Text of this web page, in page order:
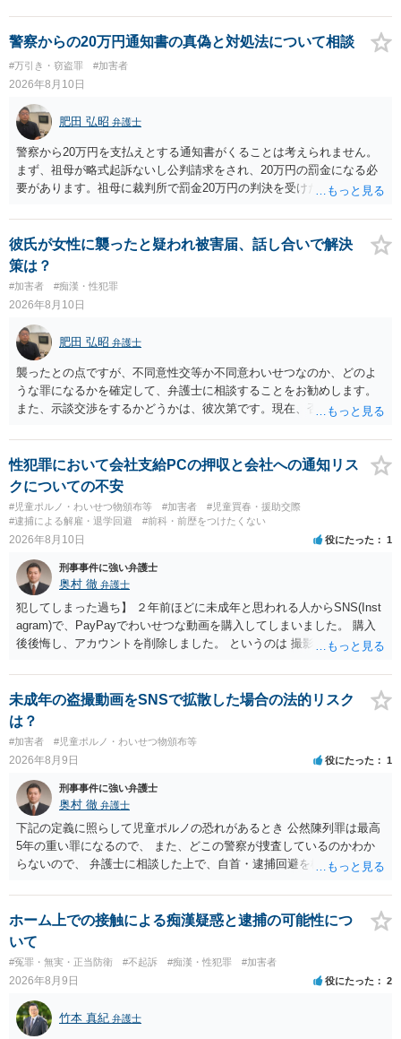
警察からの20万円通知書の真偽と対処法について相談
#万引き・窃盗罪 #加害者
2026年8月10日
肥田 弘昭 弁護士
警察から20万円を支払えとする通知書がくることは考えられません。
まず、祖母が略式起訴ないし公判請求をされ、20万円の罰金になる必
要があります。祖母に裁判所で罰金20万円の判決を受けたかを確認し
「検察庁」です。まずは振込はせずに、かかれている警察署にホーム
ページなどを別途調べて連絡することをお勧めします。ご参考にして
ください。
彼氏が女性に襲ったと疑われ被害届、話し合いで解決
策は？
#加害者 #痴漢・性犯罪
2026年8月10日
肥田 弘昭 弁護士
襲ったとの点ですが、不同意性交等か不同意わいせつなのか、どのよ
うな罪になるかを確定して、弁護士に相談することをお勧めします。
また、示談交渉をするかどうかは、彼次第です。現在、否認している
を前提に捜査機関に対する弁護活動を弁護人を選任してすべきかと思
います。ご参考にしてください。
性犯罪において会社支給PCの押収と会社への通知リス
クについての不安
#児童ポルノ・わいせつ物頒布等 #加害者
#児童買春・援助交際
#逮捕による解雇・退学回避
#前科・前歴をつけたくない
2026年8月10日 役にたった 1
刑事事件に強い弁護士
奥村 徹 弁護士
犯してしまった過ち】 ２年前ほどに未成年と思われる人からSNS(Inst
agram)で、PayPayでわいせつな動画を購入してしまいました。 購入
後後悔し、アカウントを削除しました。 というのは 撮影済みなら児童
罪・性的姿態撮影罪 16歳未満だと、不同意わいせつ罪（176条3項）
等が検討されます。 罪名によって、会社PCの押収の可能性も変わって
くるでしょう。 一般論としては、 所持罪だけであれば、 弁護士に相
談した上で、実際に使った端末を持って、警察相談に出向いておけば
会社PCまでは押収されないと思います。 不同意わいせつ罪（176条3
項）になると、 自首したとしても、自宅等の捜索差押等が行われる可
能性があります
未成年の盗撮動画をSNSで拡散した場合の法的リスク
は？
#加害者 #児童ポルノ・わいせつ物頒布等
2026年8月9日 役にたった 1
刑事事件に強い弁護士
奥村 徹 弁護士
下記の定義に照らして児童ポルノの恐れがあるとき 公然陳列罪は最高
5年の重い罪になるので、 また、どこの警察が捜査しているのかわか
らないので、 弁護士に相談した上で、自首・逮捕回避を検討して下さ
童の性的な部位（性器等若しくはその周辺部、臀でん部又は胸部をい
う。）が露出され又は強調されているものであり、かつ、性欲を興奮
させ又は刺激するもの
ホーム上での接触による痴漢疑惑と逮捕の可能性につ
いて
#冤罪・無実・正当防衛 #不起訴 #痴漢・性犯罪 #加害者
2026年8月9日 役にたった 2
竹本 真紀 弁護士